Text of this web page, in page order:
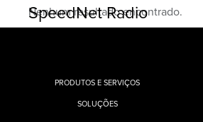
SpeedNet Radio
Nenhum resultado encontrado.
PRODUTOS E SERVIÇOS
SOLUÇÕES